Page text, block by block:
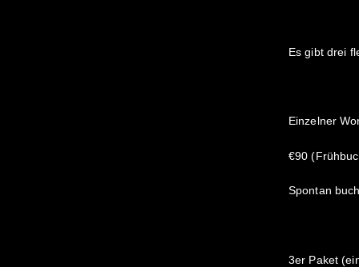
Es gibt drei
Einzelner
€90
Spontan
3er Paket